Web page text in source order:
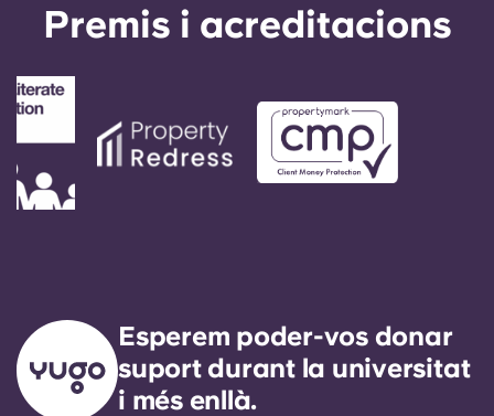
Premis i acreditacions
Esperem poder-vos donar
suport durant la universitat